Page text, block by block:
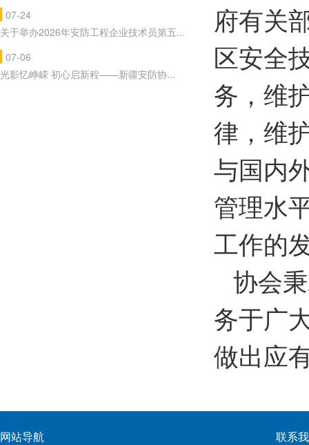
07-24
关于举办2026年安防工程企业技术员第五...
07-06
光影忆峥嵘 初心启新程——新疆安防协...
府有关
区安全
务，维
律，维
与国内
管理水
工作的
协会
务于广
做出应
网站导航 联系